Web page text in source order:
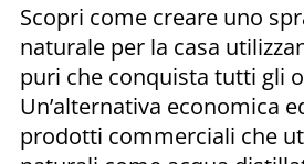
Scopri come creare uno
naturale per la casa
puri che conquista tutti gli
Un’alternativa economica
prodotti commerciali che